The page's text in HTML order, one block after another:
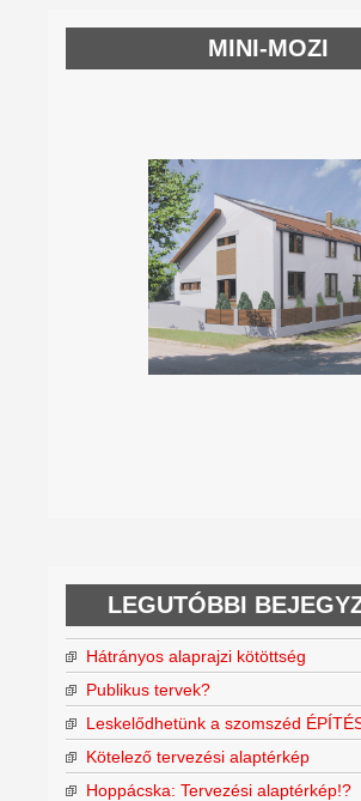
MINI-MOZI
LEGUTÓBBI
Hátrányos alaprajzi kötöttség
Publikus tervek?
Leskelődhetünk a szomszéd
Kötelező tervezési alaptérkép
Hoppácska: Tervezési alaptérkép!?